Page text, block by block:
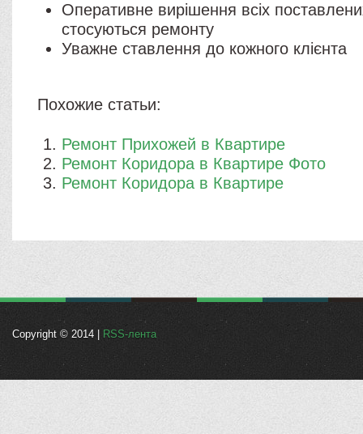
Оперативне вирішення всіх
стосуються ремонту
Уважне ставлення до кожного клієнта
Похожие статьи:
Ремонт Прихожей в Квартире
Ремонт Коридора в Квартире Фото
Ремонт Коридора в Квартире
Copyright © 2014 | RSS-лента